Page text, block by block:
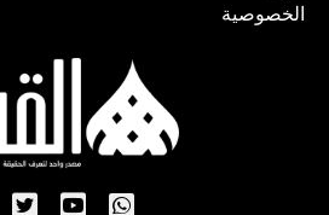
الخصوصية